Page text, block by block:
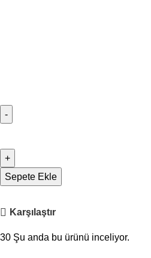
Sepete Ekle
Karşılaştır
30 Şu anda bu ürünü inceliyor.